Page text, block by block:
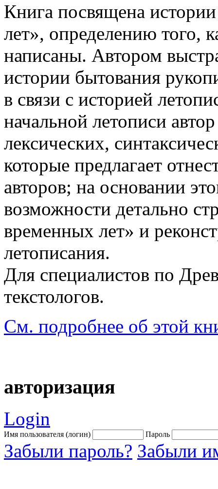
Книга посвящена
лет», определению того,
написаны. Автором
истории бытования
в связи с историей
начальной летописи
лексических,
которые предлагает
авторов; на основании
возможности детально
временных лет» и
летописания.
Для специалистов по
текстологов.
См. подробнее об этой
авторизация
Login
Имя пользователя (логин) Пароль
Забыли пароль? Забыли